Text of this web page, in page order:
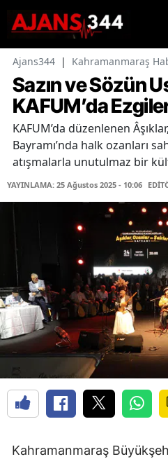
Ajans344 | Kahramanmaraş
Sazın ve Sözün
KAFUM’da
KAFUM’da düzenlenen
Bayramı’nda halk ozanları
atışmalarla unutulmaz bir
YAYINLAMA: 25 Ağustos 2025 - 10:06
Kahramanmaraş